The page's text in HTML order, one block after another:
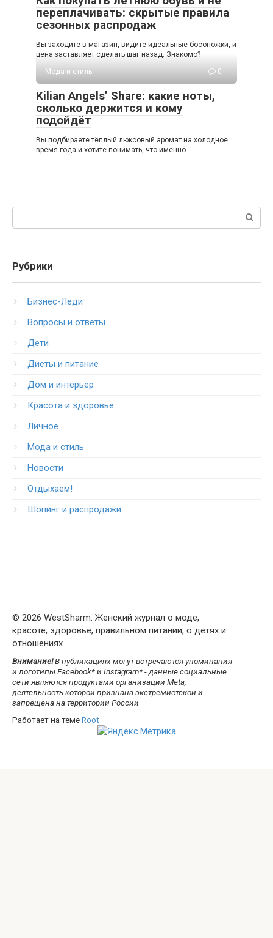
переплачивать: скрытые правила
сезонных распродаж
Вы заходите в магазин, видите идеальные босоножки, и
цена заставляет сделать шаг назад. Знакомо?
Мода и стиль
0
Kilian Angels’ Share: какие ноты,
сколько держится и кому
подойдёт
Вы подбираете тёплый люксовый аромат на холодное
время года и хотите понимать, что именно
Рубрики
Бизнес-Леди
Вопросы и ответы
Дети
Диеты и питание
Дом и интерьер
Красота и здоровье
Личное
Мода и стиль
Новости
Отдыхаем!
Шопинг и распродажи
© 2026 WestSharm: Женский журнал о моде,
красоте, здоровье, правильном питании, о детях и
отношениях
Внимание!В публикациях могут встречаются упоминания
и логотипы Facebook* и Instagram* - данные социальные
сети являются продуктами организации Meta,
деятельность которой признана экстремистской и
запрещена на территории России
Работает на темеRoot